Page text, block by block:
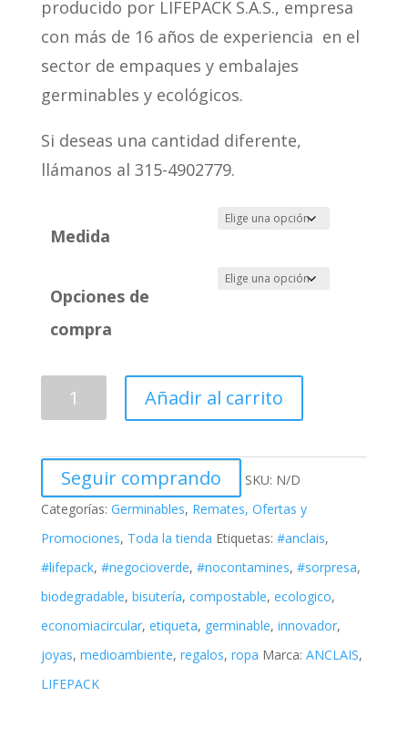
producido por LIFEPACK S.A.S., empresa
con más de 16 años de experiencia en el
sector de empaques y embalajes
germinables y ecológicos.
Si deseas una cantidad diferente,
llámanos al 315-4902779.
Medida
Opciones de
compra
Añadir al carrito
Seguir comprando SKU: N/D
Categorías: Germinables, Remates, Ofertas y
Promociones, Toda la tienda Etiquetas: #anclais,
#lifepack, #negocioverde, #nocontamines, #sorpresa,
biodegradable, bisutería, compostable, ecologico,
economiacircular, etiqueta, germinable, innovador,
joyas, medioambiente, regalos, ropa Marca: ANCLAIS,
LIFEPACK